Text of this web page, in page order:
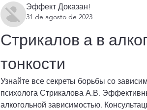
Эффект Доказан!
31 de agosto de 2023
Стрикалов а в
тонкости
Узнайте все секреты борьбы со
психолога Стрикалова А.В.
алкогольной зависимостью.